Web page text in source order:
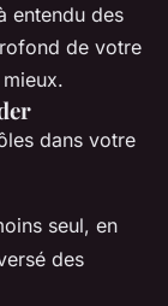
entendu des
de votre
dans votre
seul, en
des